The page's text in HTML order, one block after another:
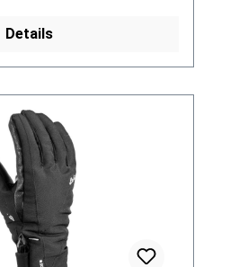
Details